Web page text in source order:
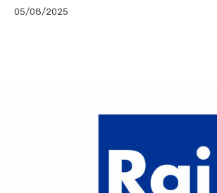
05/08/2025